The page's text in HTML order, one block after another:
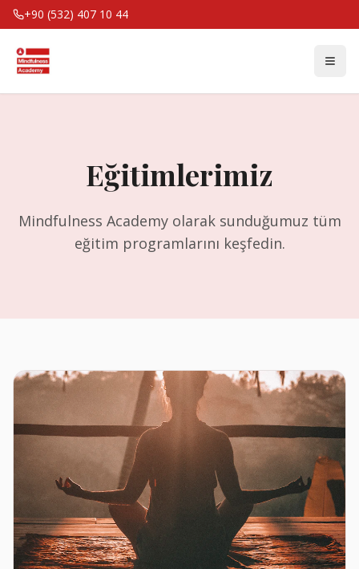
+90 (532) 407 10 44
Eğitimlerimiz
Mindfulness Academy olarak sunduğumuz tüm
eğitim programlarını keşfedin.